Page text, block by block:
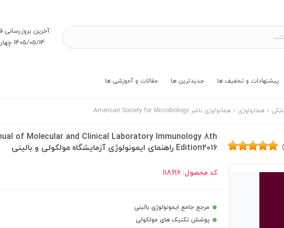
آخرین بروز‌رسانی
1405/05/14 چهارشنبه
پیشنهادات و تخفیف ها جدیدترین ها مقالات و آموزشی ها
هماتولوژی هماتولوژی ناشر American Society for Microbiology
of Molecular and Clinical Laboratory Immunology 8th
Edition2016 راهنمای ایمونولوژی آزمایشگاه مولکولی و بالینی
کد محصول:118616
مرجع جامع ایمونولوژی بالینی
پوشش تکنیک های مولکولی